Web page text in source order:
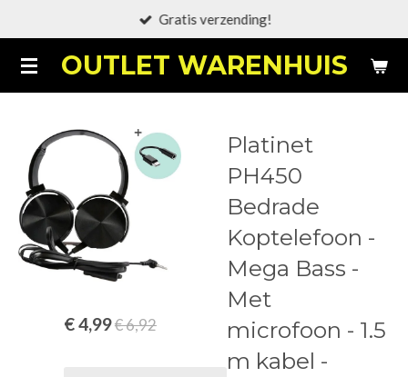
naar
de
OUTLET WARENHUIS
Gratis verzending!
Platinet
PH450
Bedrade
Koptelefoon -
Mega Bass -
Met
microfoon - 1.5
m kabel -
€ 4,99€ 6,92